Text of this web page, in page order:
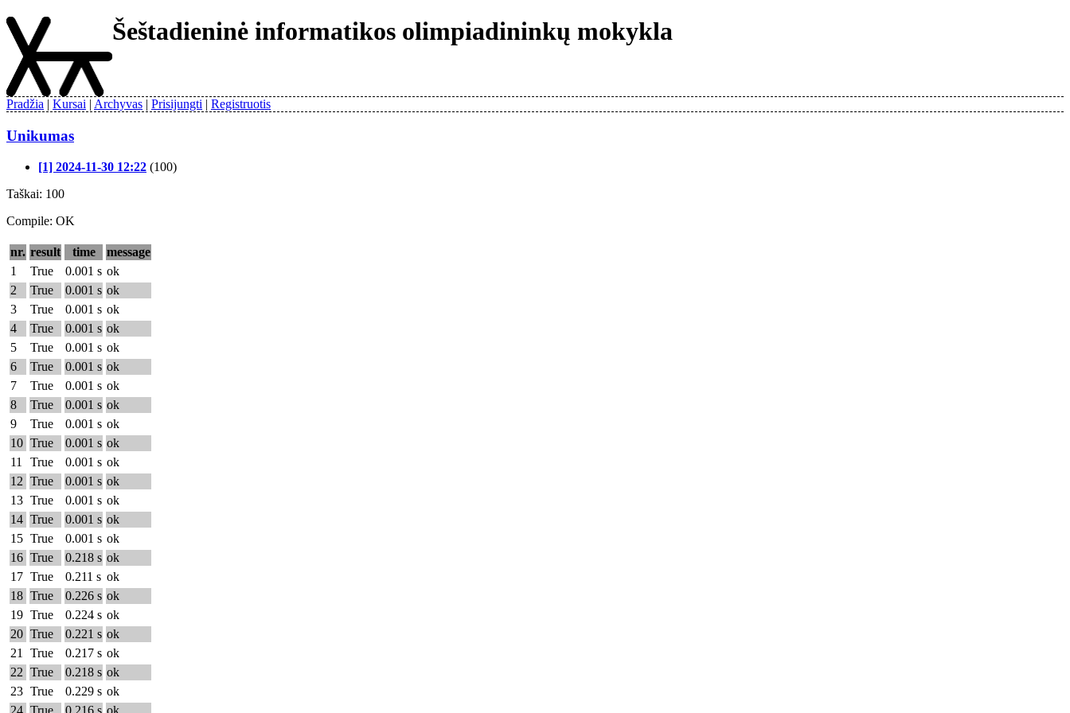
Šeštadieninė informatikos olimpiadininkų mokykla
Pradžia Kursai Archyvas Prisijungti Registruotis
Unikumas
[1] 2024-11-30 12:22 (100)
Taškai: 100
Compile: OK
nr. result time
message
1
True 0.001 s ok
2
True 0.001 s ok
3
True 0.001 s ok
4
True 0.001 s ok
5
True 0.001 s ok
6
True 0.001 s ok
7
True 0.001 s ok
8
True 0.001 s ok
9
True 0.001 s ok
10 True 0.001 s ok
11
True 0.001 s ok
12 True 0.001 s ok
13 True 0.001 s ok
14 True 0.001 s ok
15 True 0.001 s ok
16 True 0.218 s ok
17 True 0.211 s ok
18 True 0.226 s ok
19 True 0.224 s ok
20 True 0.221 s ok
21
True 0.217 s ok
22 True 0.218 s ok
23 True 0.229 s ok
24 True 0.216 s ok